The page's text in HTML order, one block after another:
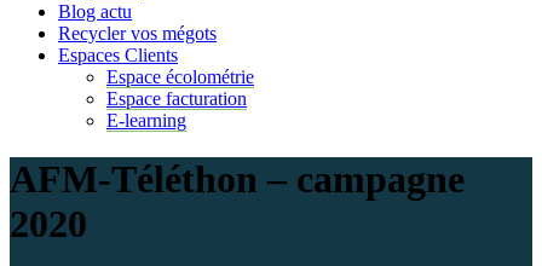
Blog actu
Recycler vos mégots
Espaces Clients
Espace écolométrie
Espace facturation
E-learning
AFM-Téléthon – campagne
2020